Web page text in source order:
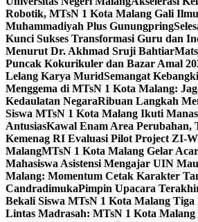
Robotik, MTsN 1 Kota Malang Gali
Muhammadiyah Plus Gunungpring
Kunci Sukses Transformasi Guru dan
Menurut Dr. Akhmad Sruji Bahtiar
Puncak Kokurikuler dan Bazar Amal
Lelang Karya MuridSemangat
Menggema di MTsN 1 Kota Malang:
Kedaulatan NegaraRibuan Langkah
Siswa MTsN 1 Kota Malang Ikuti
AntusiasKawal Enam Area Perubahan,
Kemenag RI Evaluasi Pilot Project ZI-
MalangMTsN 1 Kota Malang Gelar
Mahasiswa Asistensi Mengajar UIN
Malang: Momentum Cetak Karakter
CandradimukaPimpin Upacara
Bekali Siswa MTsN 1 Kota Malang Tiga
Lintas Madrasah: MTsN 1 Kota